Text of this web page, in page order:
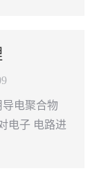
导电聚合物
电子 电路进